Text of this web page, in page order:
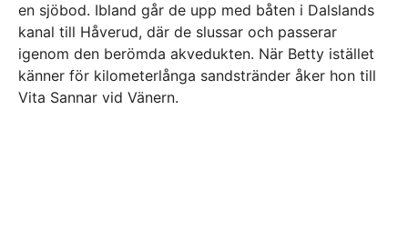
en sjöbod. Ibland går de upp med båten i Dalslands
kanal till Håverud, där de slussar och passerar
igenom den berömda akvedukten. När Betty istället
känner för kilometerlånga sandstränder åker hon till
Vita Sannar vid Vänern.